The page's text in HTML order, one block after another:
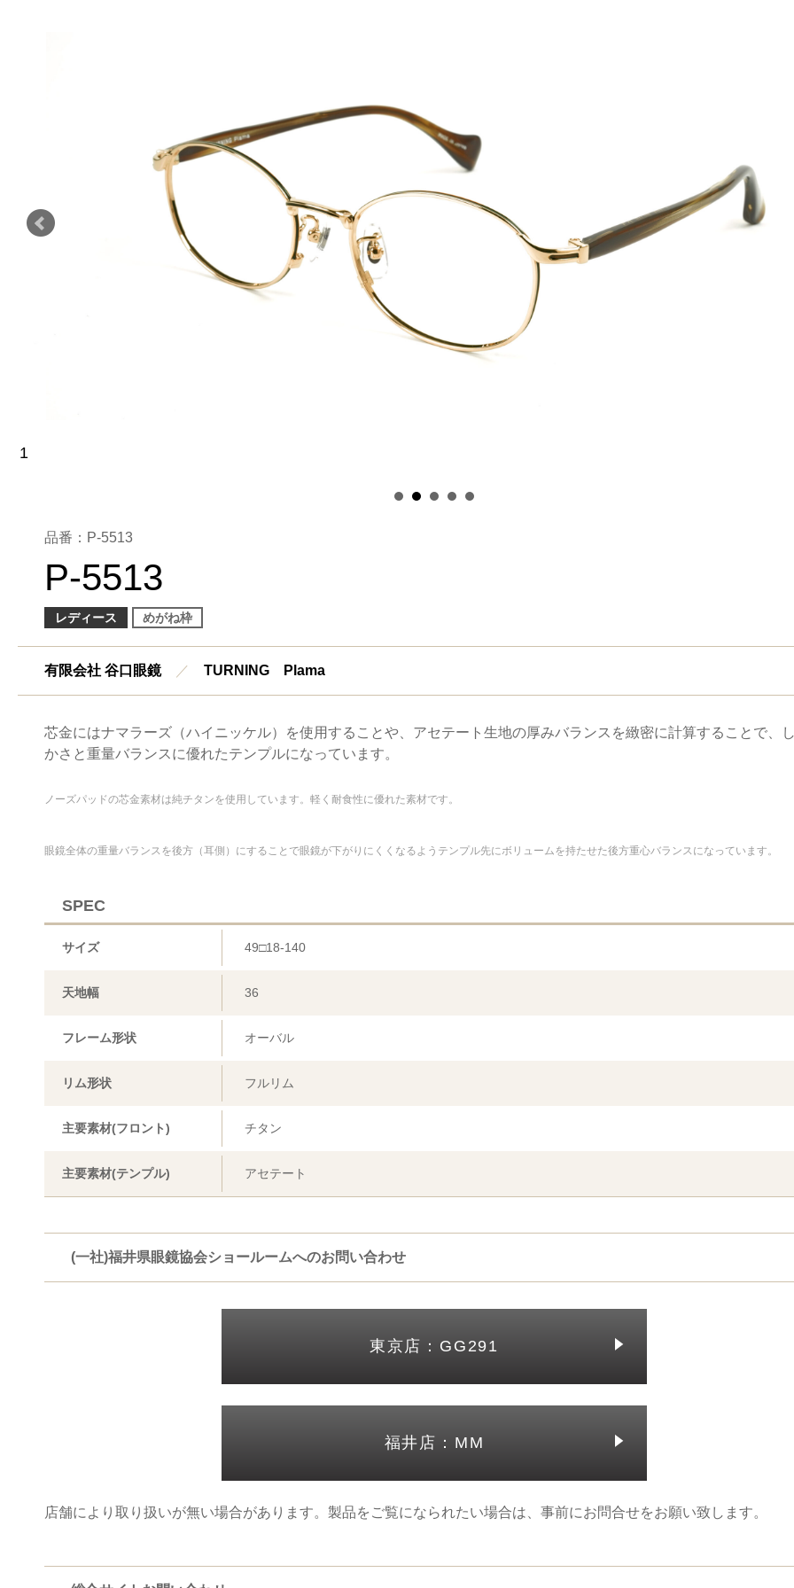
品番：P-5513
P-5513
レディース めがね枠
有限会社 谷口眼鏡／ TURNING Plama
芯金にはナマラーズ（ハイニッケル）を使用することや、アセテート生地の厚みバランスを緻密に計算することで、
かさと重量バランスに優れたテンプルになっています。
ノーズパッドの芯金素材は純チタンを使用しています。軽く耐食性に優れた素材です。
眼鏡全体の重量バランスを後方（耳側）にすることで眼鏡が下がりにくくなるようテンプル先にボリュームを持たせた後方重心バランスになっています。
SPEC
サイズ 49□18-140
天地幅 36
フレーム形状 オーバル
リム形状 フルリム
主要素材(フロント) チタン
主要素材(テンプル) アセテート
(一社)福井県眼鏡協会ショールームへのお問い合わせ
東京店：GG291
福井店：MM
店舗により取り扱いが無い場合があります。製品をご覧になられたい場合は、事前にお問合せをお願い致します。